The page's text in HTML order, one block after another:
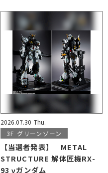
2026.07.30 Thu.
3F グリーンゾーン
【当選者発表】 METAL
STRUCTURE 解体匠機RX-
93 νガンダム